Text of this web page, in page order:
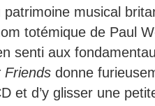
musical
totémique de Paul
senti aux
Friends donne
et d’y glisser une